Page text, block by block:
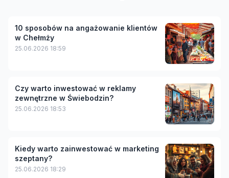
10 sposobów na angażowanie klientów
w Chełmży
25.06.2026 18:59
Czy warto inwestować w reklamy
zewnętrzne w Świebodzin?
25.06.2026 18:53
Kiedy warto zainwestować w marketing
szeptany?
25.06.2026 18:29